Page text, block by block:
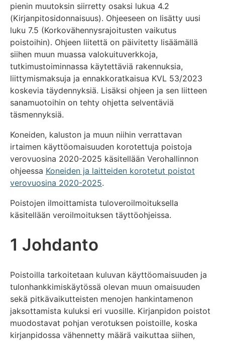
pienin muutoksin siirretty osaksi lukua 4.2
(Kirjanpitosidonnaisuus). Ohjeeseen on lisätty uusi
luku 7.5 (Korkovähennysrajoitusten vaikutus
poistoihin). Ohjeen liitettä on päivitetty lisäämällä
siihen muun muassa valokuituverkkoja,
tutkimustoiminnassa käytettäviä rakennuksia,
liittymismaksuja ja ennakkoratkaisua KVL 53/2023
koskevia täydennyksiä. Lisäksi ohjeen ja sen liitteen
sanamuotoihin on tehty ohjetta selventäviä
täsmennyksiä.
Koneiden, kaluston ja muun niihin verrattavan
irtaimen käyttöomaisuuden korotettuja poistoja
verovuosina 2020-2025 käsitellään Verohallinnon
ohjeessa Koneiden ja laitteiden korotetut poistot
verovuosina 2020-2025.
Poistojen ilmoittamista tuloveroilmoituksella
käsitellään veroilmoituksen täyttöohjeissa.
1 Johdanto
Poistoilla tarkoitetaan kuluvan käyttöomaisuuden ja
tulonhankkimiskäytössä olevan muun omaisuuden
sekä pitkävaikutteisten menojen hankintamenon
jaksottamista kuluksi eri vuosille. Kirjanpidon poistot
muodostavat pohjan verotuksen poistoille, koska
kirjanpidossa vähennetty määrä vaikuttaa siihen,